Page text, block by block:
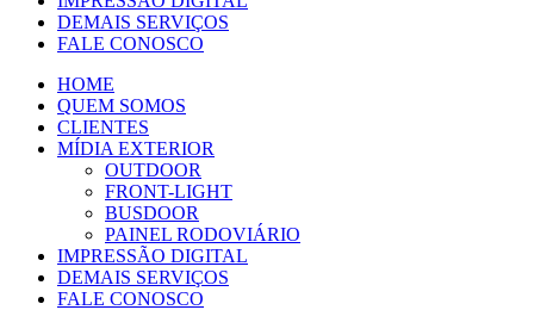
DEMAIS SERVIÇOS
FALE CONOSCO
HOME
QUEM SOMOS
CLIENTES
MÍDIA EXTERIOR
OUTDOOR
FRONT-LIGHT
BUSDOOR
PAINEL RODOVIÁRIO
IMPRESSÃO DIGITAL
DEMAIS SERVIÇOS
FALE CONOSCO